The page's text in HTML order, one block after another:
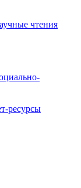
чтения
ресурсы